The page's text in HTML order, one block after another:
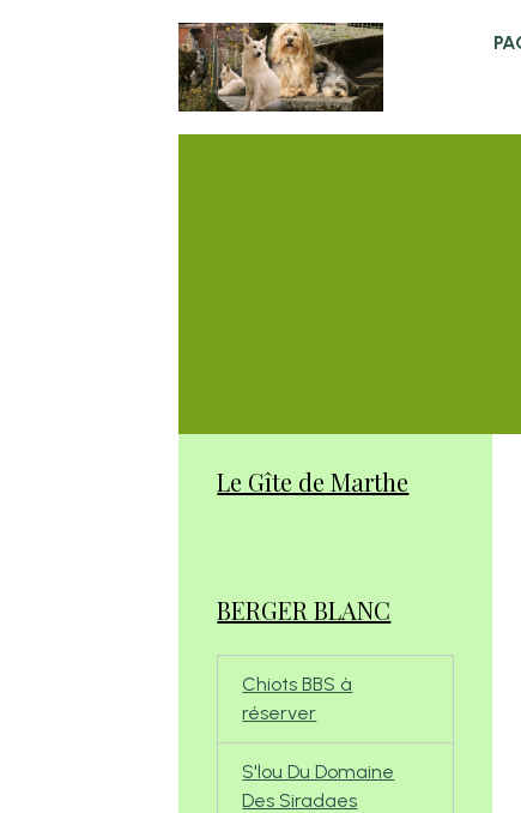
Le Gîte de Marthe
BERGER BLANC
Chiots BBS à
réserver
S'lou Du Domaine
Des Siradaes